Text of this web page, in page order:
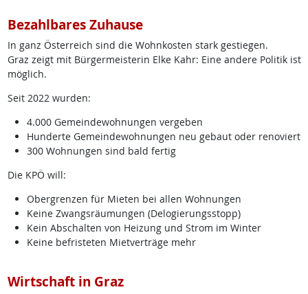
Bezahlbares Zuhause
In ganz Österreich sind die Wohnkosten stark gestiegen.
Graz zeigt mit Bürgermeisterin Elke Kahr: Eine andere Politik ist
möglich.
Seit 2022 wurden:
4.000 Gemeindewohnungen vergeben
Hunderte Gemeindewohnungen neu gebaut oder renoviert
300 Wohnungen sind bald fertig
Die KPÖ will:
Obergrenzen für Mieten bei allen Wohnungen
Keine Zwangsräumungen (Delogierungsstopp)
Kein Abschalten von Heizung und Strom im Winter
Keine befristeten Mietverträge mehr
Wirtschaft in Graz